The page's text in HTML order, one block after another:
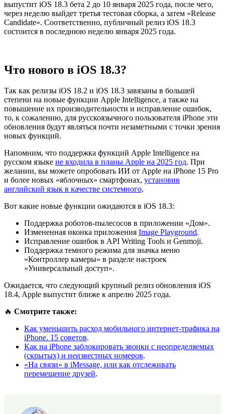
выпустит iOS 18.3 бета 2 до 10 января 2025 года, после чего,
через неделю выйдет третья тестовая сборка, а затем «Release
Candidate». Соответственно, публичный релиз iOS 18.3
состоится в последнюю неделю января 2025 года.
Что нового в iOS 18.3?
Так как релизы iOS 18.2 и iOS 18.3 завязаны в большей
степени на новые функции Apple Intelligence, а также на
повышение их производительности и исправление ошибок,
то, к сожалению, для русскоязычного пользователя iPhone эти
обновления будут являться почти незаметными с точки зрения
новых функций.
Напомним, что поддержка функций Apple Intelligence на
русском языке не входила в планы Apple на 2025 год. При
желании, вы можете опробовать ИИ от Apple на iPhone 15 Pro
и более новых «яблочных» смартфонах, установив
английский язык в качестве системного.
Вот какие новые функции ожидаются в iOS 18.3:
Поддержка роботов-пылесосов в приложении «Дом».
Измененная иконка приложения Image Playground.
Исправление ошибок в API Writing Tools и Genmoji.
Поддержка темного режима для значка меню
«Контроллер камеры» в разделе настроек
«Универсальный доступ».
Ожидается, что следующий крупный релиз обновления iOS
18.4, Apple выпустит ближе к апрелю 2025 года.
🔥 Смотрите также:
Как уменьшить расход мобильного интернет-трафика на
iPhone. 15 советов.
Как на iPhone заблокировать звонки с неопределяемых
(скрытых) и неизвестных номеров.
«На связи» в iMessage, или как отслеживать
перемещение друзей.